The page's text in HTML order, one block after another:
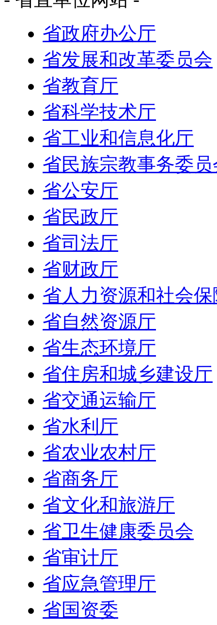
省政府办公厅
省发展和改革委员会
省教育厅
省科学技术厅
省工业和信息化厅
省民族宗教事务委员
省公安厅
省民政厅
省司法厅
省财政厅
省人力资源和社会
省自然资源厅
省生态环境厅
省住房和城乡建设厅
省交通运输厅
省水利厅
省农业农村厅
省商务厅
省文化和旅游厅
省卫生健康委员会
省审计厅
省应急管理厅
省国资委